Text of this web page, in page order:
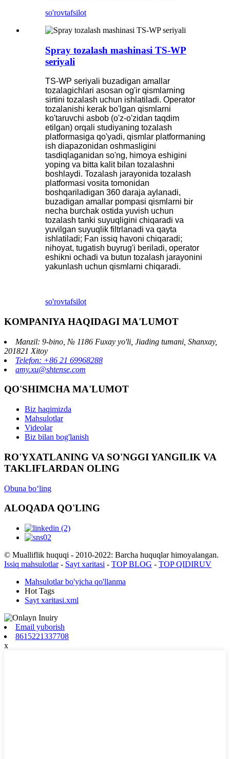
so'rovtafsilot
Spray tozalash mashinasi TS-WP
seriyali
TS-WP seriyali buzadigan amallar
tozalagichlari asosan og'ir qismlarning
sirtini tozalash uchun ishlatiladi. Operator
tozalanishi kerak bo'lgan qismlarni
ko'taruvchi asbob (o'z-o'zidan taqdim
etilgan) orqali studiyaning tozalash
platformasiga qo'yadi, qismlar platformaning
ish diapazonidan oshmasligini
tasdiqlaganidan so'ng, himoya eshigini
yoping va bitta kalit bilan tozalashni
boshlaydi. Tozalash jarayonida tozalash
platformasi vosita tomonidan
boshqariladigan 360 daraja aylanadi,
buzadigan amallar pompasi qismlarni bir
necha burchak ostida yuvish uchun
tozalash tanki suyuqligini chiqaradi va
yuvilgan suyuqlik filtrlanadi va qayta
ishlatiladi; Fan issiq havoni chiqaradi;
nihoyat, tugatish buyrug'i beriladi, operator
eshikni ochadi va butun tozalash jarayonini
yakunlash uchun qismlarni chiqaradi.
so'rovtafsilot
KOMPANIYA HAQIDAGI MA'LUMOT
Manzil: 9-bino, № 1186 Fuxay yo'li, Jiading tumani, Shanxay,
201821 Xitoy
Telefon: +86 21 69968288
amy.xu@shtense.com
QO'SHIMCHA MA'LUMOT
Biz haqimizda
Mahsulotlar
Videolar
Biz bilan bog'lanish
RO'YXATLANING VA SO'NGGI YANGILIK VA
TAKLIFLARDAN OLING
Obuna boʻling
ALOQADA QO'LING
© Mualliflik huquqi - 2010-2022: Barcha huquqlar himoyalangan.
Issiq mahsulotlar- Sayt xaritasi - TOP BLOG - TOP QIDIRUV
Mahsulotlar bo'yicha qo'llanma
Hot Tags
Sayt xaritasi.xml
Email yuborish
8615221337708
x